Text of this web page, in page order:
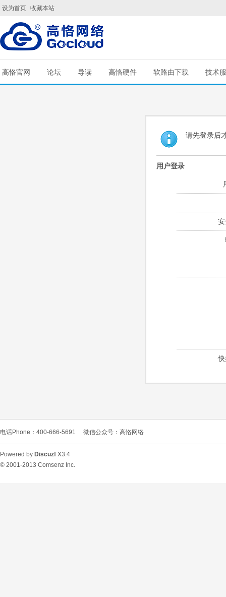
设为首页 收藏本站
高恪官网 论坛 导读 高恪硬件 软路由下载 技术
请先登录后
用户登录
电话Phone：400-666-5691 微信公众号：高恪网络
Powered by Discuz! X3.4
© 2001-2013 Comsenz Inc.